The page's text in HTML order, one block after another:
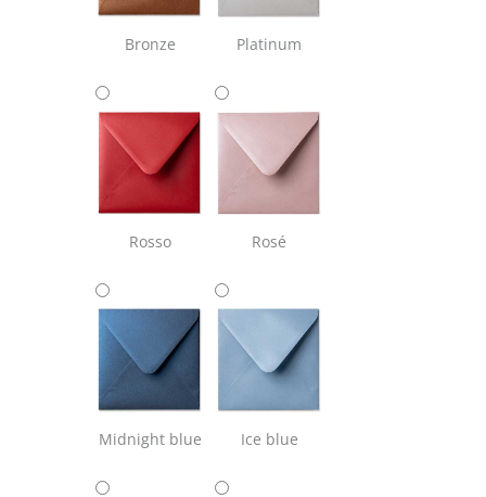
Bronze Platinum
Rosso Rosé
Midnight blue Ice blue